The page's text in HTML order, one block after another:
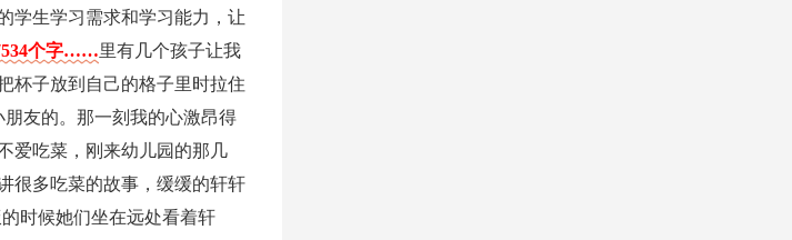
学生学习需求和学习能力，让
个字……里有几个孩子让我
杯子放到自己的格子里时拉住
友的。那一刻我的心激昂得
爱吃菜，刚来幼儿园的那几
很多吃菜的故事，缓缓的轩轩
时候她们坐在远处看着轩